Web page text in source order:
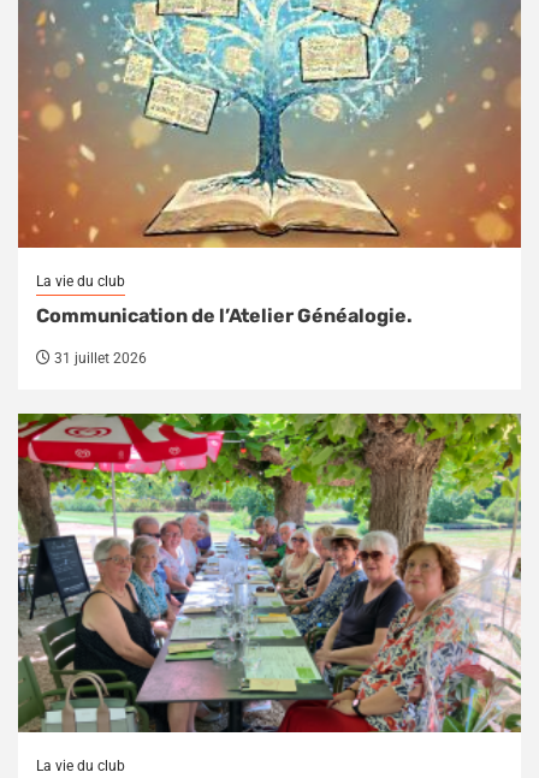
La vie du club
Communication de l’Atelier Généalogie.
31 juillet 2026
La vie du club